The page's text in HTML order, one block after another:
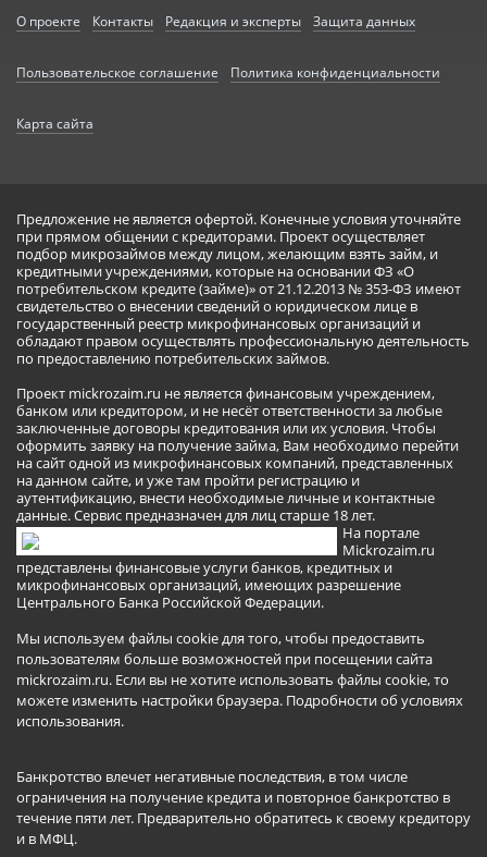
О проекте Контакты Редакция и эксперты Защита данных
Пользовательское соглашение Политика конфиденциальности
Карта сайта
Предложение не является офертой. Конечные условия уточняйте
при прямом общении с кредиторами. Проект осуществляет
подбор микрозаймов между лицом, желающим взять займ, и
кредитными учреждениями, которые на основании ФЗ «О
потребительском кредите (займе)» от 21.12.2013 № 353-ФЗ имеют
свидетельство о внесении сведений о юридическом лице в
государственный реестр микрофинансовых организаций и
обладают правом осуществлять профессиональную деятельность
по предоставлению потребительских займов.
Проект mickrozaim.ru не является финансовым учреждением,
банком или кредитором, и не несёт ответственности за любые
заключенные договоры кредитования или их условия. Чтобы
оформить заявку на получение займа, Вам необходимо перейти
на сайт одной из микрофинансовых компаний, представленных
на данном сайте, и уже там пройти регистрацию и
аутентификацию, внести необходимые личные и контактные
данные. Сервис предназначен для лиц старше 18 лет.
На портале
Mickrozaim.ru
представлены финансовые услуги банков, кредитных и
микрофинансовых организаций, имеющих разрешение
Центрального Банка Российской Федерации.
Мы используем файлы cookie для того, чтобы предоставить
пользователям больше возможностей при посещении сайта
mickrozaim.ru. Если вы не хотите использовать файлы cookie, то
можете изменить настройки браузера. Подробности об условиях
использования.
Банкротство влечет негативные последствия, в том числе
ограничения на получение кредита и повторное банкротство в
течение пяти лет. Предварительно обратитесь к своему кредитору
и в МФЦ.